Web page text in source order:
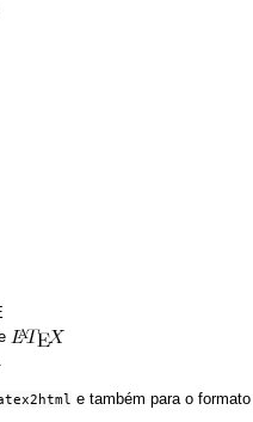
e também para o formato